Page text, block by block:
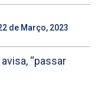
de Março, 2023
“passar